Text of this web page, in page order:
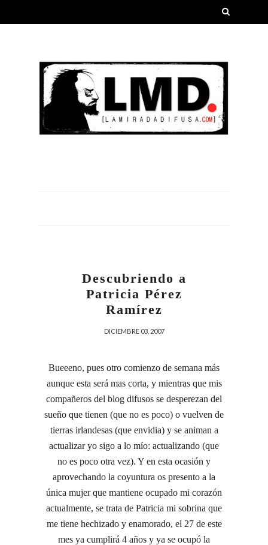
Descubriendo a
Patricia Pérez
Ramírez
DICIEMBRE 03, 2007
Bueeeno, pues otro comienzo de semana más
aunque esta será mas corta, y mientras que mis
compañeros del blog difusos se desperezan del
sueño que tienen (que no es poco) o vuelven de
tierras irlandesas (que envidia) y se animan a
actualizar yo sigo a lo mío: actualizando (que
no es poco otra vez). Y en esta ocasión y
aprovechando la coyuntura os presento a la
única mujer que mantiene ocupado mi corazón
actualmente, se trata de Patricia mi sobrina que
me tiene hechizado y enamorado, el 27 de este
mes ya cumplirá 4 años y ya se ocupó la